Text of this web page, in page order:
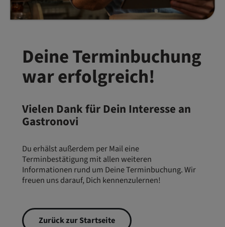
Deine Terminbuchung
war erfolgreich!
Vielen Dank für Dein Interesse an
Gastronovi
Du erhälst außerdem per Mail eine
Terminbestätigung mit allen weiteren
Informationen rund um Deine Terminbuchung. Wir
freuen uns darauf, Dich kennenzulernen!
Zurück zur Startseite